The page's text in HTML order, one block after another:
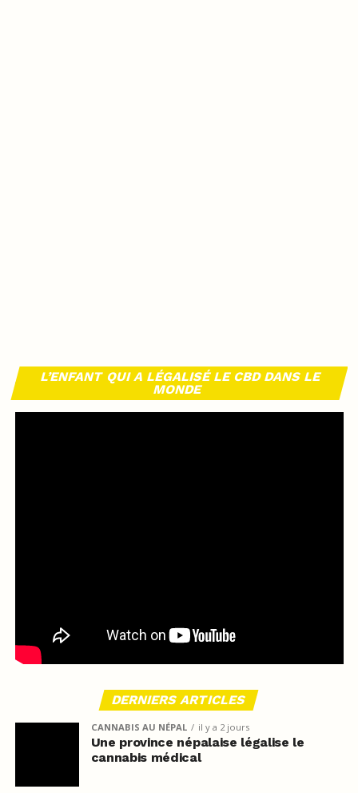
L’ENFANT QUI A LÉGALISÉ LE CBD DANS LE
MONDE
DERNIERS ARTICLES
CANNABIS AU NÉPAL il y a 2 jours
Une province népalaise légalise le
cannabis médical